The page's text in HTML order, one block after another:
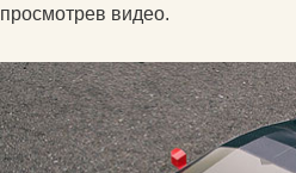
просмотрев видео.